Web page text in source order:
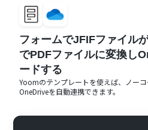
フォームでJFIFファイル
でPDFファイルに変換し
ードする
Yoomのテンプレートを使えば、ノー
OneDriveを自動連携できます。